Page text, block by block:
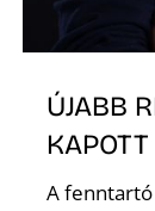
ÚJABB
A